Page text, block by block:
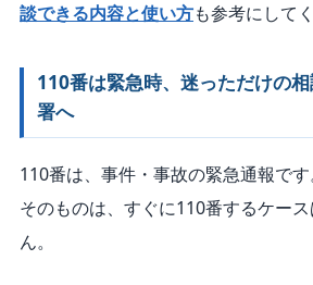
談できる内容と使い方も参考にして
110番は緊急時、迷っただけの
署へ
110番は、事件・事故の緊急通報で
そのものは、すぐに110番するケー
ん。